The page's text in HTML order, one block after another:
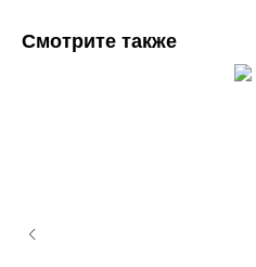
Смотрите также